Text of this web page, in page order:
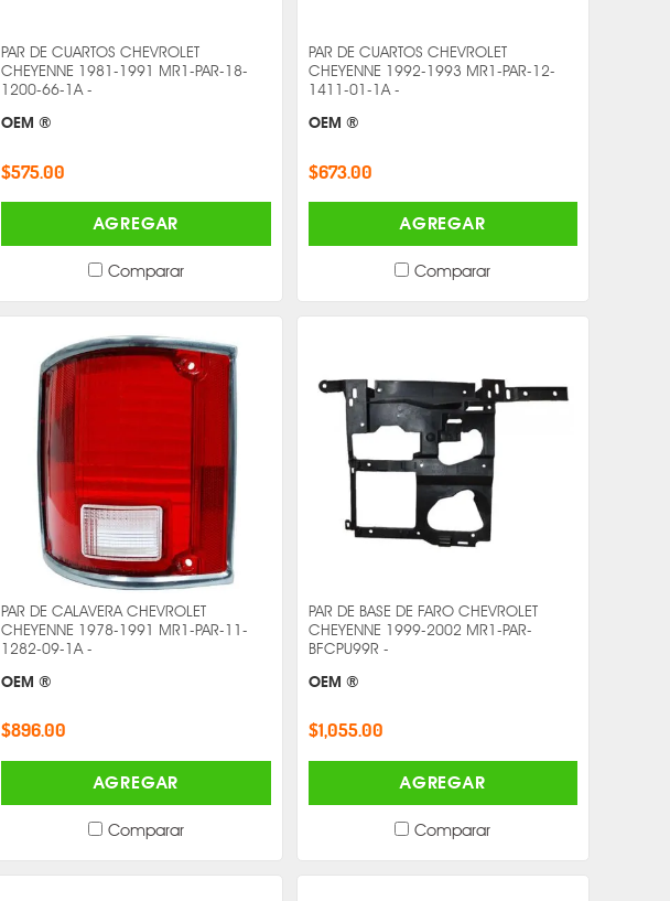
PAR DE CUARTOS CHEVROLET
CHEYENNE 1981-1991 MR1-PAR-18-
1200-66-1A -
OEM ®
$575.00
AGREGAR
Comparar
PAR DE CUARTOS CHEVROLET
CHEYENNE 1992-1993 MR1-PAR-12-
1411-01-1A -
OEM ®
$673.00
AGREGAR
Comparar
PAR DE CALAVERA CHEVROLET
CHEYENNE 1978-1991 MR1-PAR-11-
1282-09-1A -
OEM ®
$896.00
AGREGAR
Comparar
PAR DE BASE DE FARO CHEVROLET
CHEYENNE 1999-2002 MR1-PAR-
BFCPU99R -
OEM ®
$1,055.00
AGREGAR
Comparar